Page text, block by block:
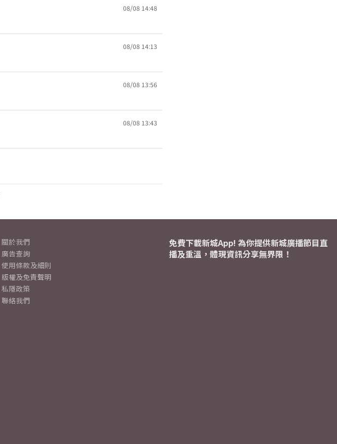
08/08 14:48
08/08 14:13
08/08 13:56
08/08 13:43
關於我們
廣告查詢
使用條款及細則
版權及免責聲明
私隱政策
聯絡我們
免費下載新城App! 為你提供新城廣播節目直
播及重溫，體現資訊分享無界限！